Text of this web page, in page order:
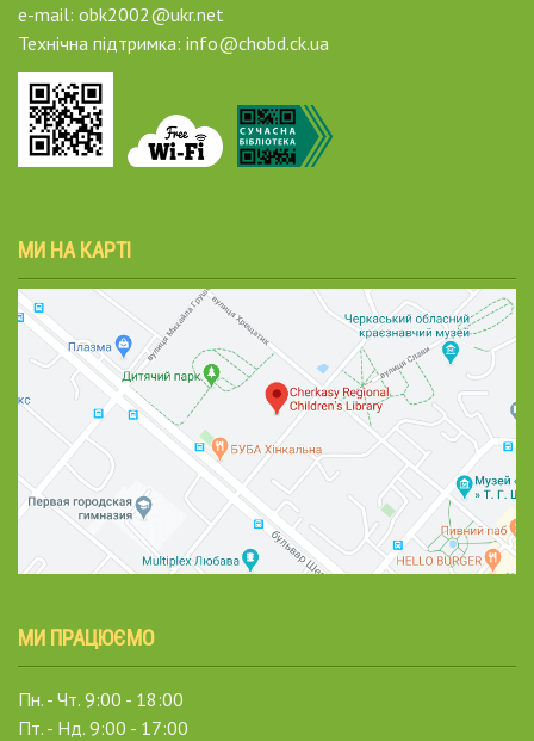
e-mail: obk2002@ukr.net
Технічна підтримка: info@chobd.ck.ua
МИ НА КАРТІ
МИ ПРАЦЮЄМО
Пн. - Чт. 9:00 - 18:00
Пт. - Нд. 9:00 - 17:00